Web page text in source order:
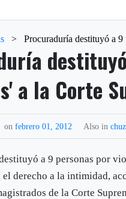
> Procuraduría destituyó a
a la Corte
onfebrero 01, 2012 Also in
a 9 personas por
derecho a la intimidad,
de la Corte